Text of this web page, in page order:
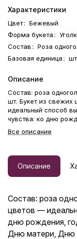
Характеристики
Цвет: Бежевый
Форма букета:
Состав: Роза
Базовая единица: шт
Описание
Состав: роза
шт. Букет из свежих
идеальный способ
чувства: ко дню
Февраля, Дню
дедушки или просто в
внимания и заботы.
открытка-инструкция
подарок бабушке,
любимой женщине,
подруге, сестре,
коллеге.
Все описание
Описание
Состав: роза
цветов —
дню рождения,
Дню матери, Дню